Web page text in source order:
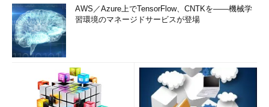
AWS／Azure上でTensorFlow、CNTKを――機械学
習環境のマネージドサービスが登場